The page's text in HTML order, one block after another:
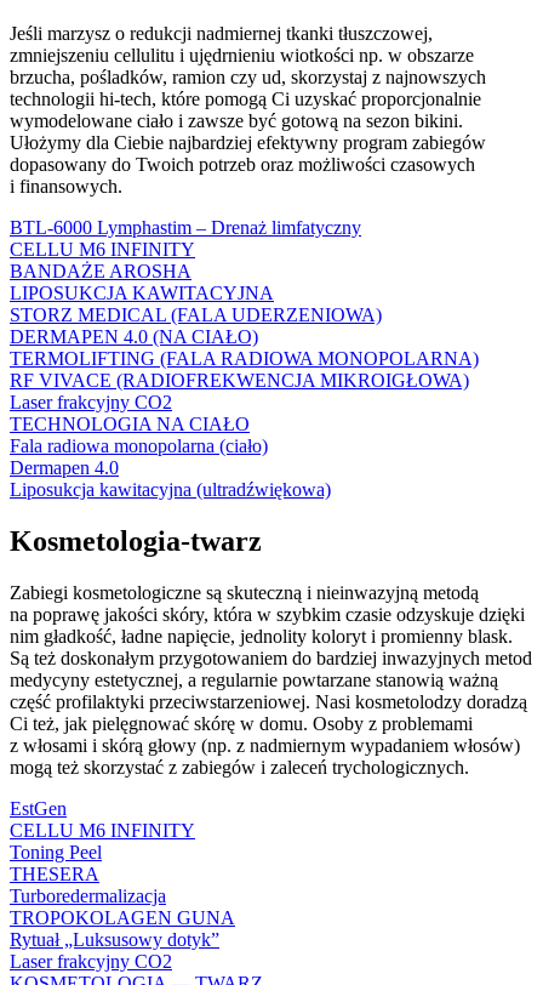
Jeśli marzysz o redukcji nadmiernej tkanki tłuszczowej,
zmniejszeniu cellulitu i ujędrnieniu wiotkości np. w obszarze
brzucha, pośladków, ramion czy ud, skorzystaj z najnowszych
technologii hi-tech, które pomogą Ci uzyskać proporcjonalnie
wymodelowane ciało i zawsze być gotową na sezon bikini.
Ułożymy dla Ciebie najbardziej efektywny program zabiegów
dopasowany do Twoich potrzeb oraz możliwości czasowych
i finansowych.
BTL-6000 Lymphastim – Drenaż limfatyczny
CELLU M6 INFINITY
BANDAŻE AROSHA
LIPOSUKCJA KAWITACYJNA
STORZ MEDICAL (FALA UDERZENIOWA)
DERMAPEN 4.0 (NA CIAŁO)
TERMOLIFTING (FALA RADIOWA MONOPOLARNA)
RF VIVACE (RADIOFREKWENCJA MIKROIGŁOWA)
Laser frakcyjny CO2
TECHNOLOGIA NA CIAŁO
Fala radiowa monopolarna (ciało)
Dermapen 4.0
Liposukcja kawitacyjna (ultradźwiękowa)
Kosmetologia-twarz
Zabiegi kosmetologiczne są skuteczną i nieinwazyjną metodą
na poprawę jakości skóry, która w szybkim czasie odzyskuje dzięki
nim gładkość, ładne napięcie, jednolity koloryt i promienny blask.
Są też doskonałym przygotowaniem do bardziej inwazyjnych metod
medycyny estetycznej, a regularnie powtarzane stanowią ważną
część profilaktyki przeciwstarzeniowej. Nasi kosmetolodzy doradzą
Ci też, jak pielęgnować skórę w domu. Osoby z problemami
z włosami i skórą głowy (np. z nadmiernym wypadaniem włosów)
mogą też skorzystać z zabiegów i zaleceń trychologicznych.
EstGen
CELLU M6 INFINITY
Toning Peel
THESERA
Turboredermalizacja
TROPOKOLAGEN GUNA
Rytuał „Luksusowy dotyk”
Laser frakcyjny CO2